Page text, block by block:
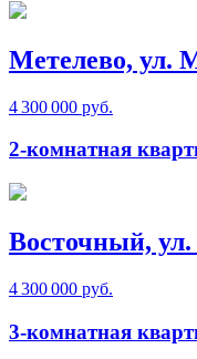
Метелево, ул.
4 300 000 руб.
2-комнатная
Восточный,
4 300 000 руб.
3-комнатная